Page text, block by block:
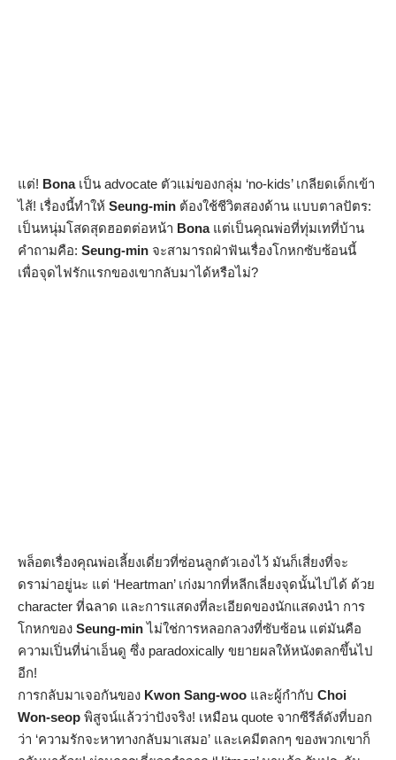
แต่! Bonaเป็น advocate ตัวแม่ของกลุ่ม ‘no-kids’ เกลียดเด็กเข้า
ไส้! เรื่องนี้ทำให้ Seung-min ต้องใช้ชีวิตสองด้าน แบบตาลปัตร:
เป็นหนุ่มโสดสุดฮอตต่อหน้า Bonaแต่เป็นคุณพ่อที่ทุ่มเทที่บ้าน
คำถามคือ: Seung-min จะสามารถฝ่าฟันเรื่องโกหกซับซ้อนนี้
เพื่อจุดไฟรักแรกของเขากลับมาได้หรือไม่?
พล็อตเรื่องคุณพ่อเลี้ยงเดี่ยวที่ซ่อนลูกตัวเองไว้ มันก็เสี่ยงที่จะ
ดราม่าอยู่นะ แต่ ‘Heartman’ เก่งมากที่หลีกเลี่ยงจุดนั้นไปได้ ด้วย
character ที่ฉลาด และการแสดงที่ละเอียดของนักแสดงนำ การ
โกหกของ Seung-minไม่ใช่การหลอกลวงที่ซับซ้อน แต่มันคือ
ความเปิ่นที่น่าเอ็นดู ซึ่ง paradoxically ขยายผลให้หนังตลกขึ้นไป
อีก!
การกลับมาเจอกันของ Kwon Sang-woo และผู้กำกับ Choi
Won-seop พิสูจน์แล้วว่าปังจริง! เหมือน quote จากซีรีส์ดังที่บอก
ว่า ‘ความรักจะหาทางกลับมาเสมอ’ และเคมีตลกๆ ของพวกเขาก็